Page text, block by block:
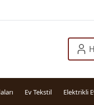
Ev Tekstil Elektrikli